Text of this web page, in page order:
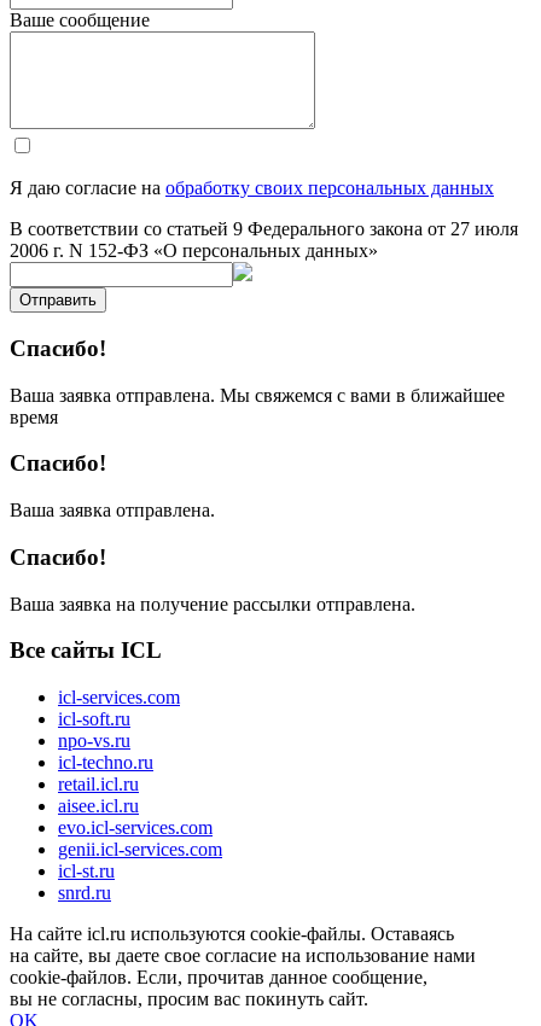
Ваше сообщение
Я даю согласие на обработку своих персональных данных
В соответствии со статьей 9 Федерального закона от 27 июля
2006 г. N 152-ФЗ «О персональных данных»
Отправить
Спасибо!
Ваша заявка отправлена. Мы свяжемся с вами в ближайшее
время
Спасибо!
Ваша заявка отправлена.
Спасибо!
Ваша заявка на получение рассылки отправлена.
Все сайты ICL
icl-services.com
icl-soft.ru
npo-vs.ru
icl-techno.ru
retail.icl.ru
aisee.icl.ru
evo.icl-services.com
genii.icl-services.com
icl-st.ru
snrd.ru
На сайте icl.ru используются cookie-файлы. Оставаясь
на сайте, вы даете свое согласие на использование нами
cookie-файлов. Если, прочитав данное сообщение,
вы не согласны, просим вас покинуть сайт.
OK